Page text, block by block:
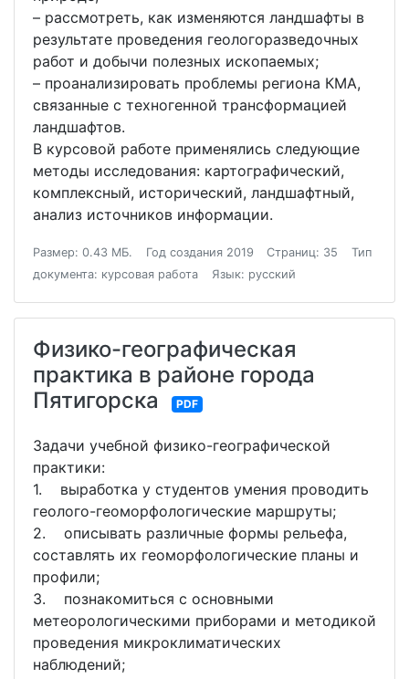
– рассмотреть, как изменяются ландшафты в
результате проведения геологоразведочных
работ и добычи полезных ископаемых;
– проанализировать проблемы региона КМА,
связанные с техногенной трансформацией
ландшафтов.
В курсовой работе применялись следующие
методы исследования: картографический,
комплексный, исторический, ландшафтный,
анализ источников информации.
Размер: 0.43 МБ. Год создания 2019 Страниц: 35
Тип
документа: курсовая работа
Язык: русский
Физико-географическая
практика в районе города
Пятигорска
PDF
Задачи учебной физико-географической
практики:
1. выработка у студентов умения проводить
геолого-геоморфологические маршруты;
2. описывать различные формы рельефа,
составлять их геоморфологические планы и
профили;
3. познакомиться с основными
метеорологическими приборами и методикой
проведения микроклиматических
наблюдений;